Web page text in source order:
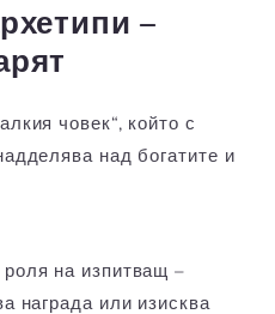
–
човек“, който с
над богатите и
на изпитващ –
награда или изисква